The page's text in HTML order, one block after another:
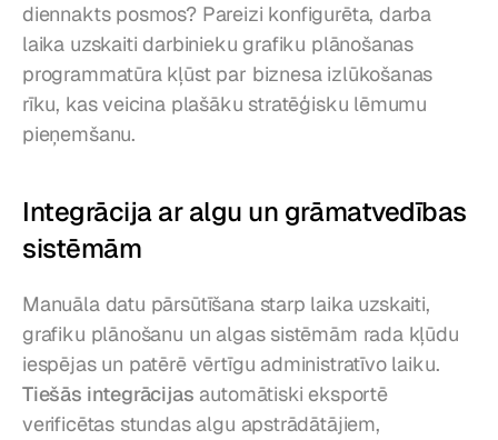
diennakts posmos? Pareizi konfigurēta, darba
laika uzskaiti darbinieku grafiku plānošanas
programmatūra kļūst par biznesa izlūkošanas
rīku, kas veicina plašāku stratēģisku lēmumu
pieņemšanu.
Integrācija ar algu un grāmatvedības
sistēmām
Manuāla datu pārsūtīšana starp laika uzskaiti,
grafiku plānošanu un algas sistēmām rada kļūdu
Tiešās integrācijas automātiski eksportē
verificētas stundas algu apstrādātājiem,